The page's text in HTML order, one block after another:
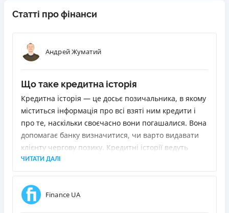
Статті про фінанси
Андрей Жуматий
Що таке кредитна історія
Кредитна історія — це досьє позичальника, в якому
міститься інформація про всі взяті ним кредити і
про те, наскільки своєчасно вони погашалися. Вона
допомагає банку визначитися, чи варто видавати
клієнту чергову позику. Кредитні історії ведуть
спеціальні організації — українські бюро кредитних
історій, або простіше — кредитні бюро. Як
дізнатися свою кредитну історію? Достатньо зайти
на сайт бюро, зареєструватися і оплатити його
ЧИТАТИ ДАЛІ
Finance UA